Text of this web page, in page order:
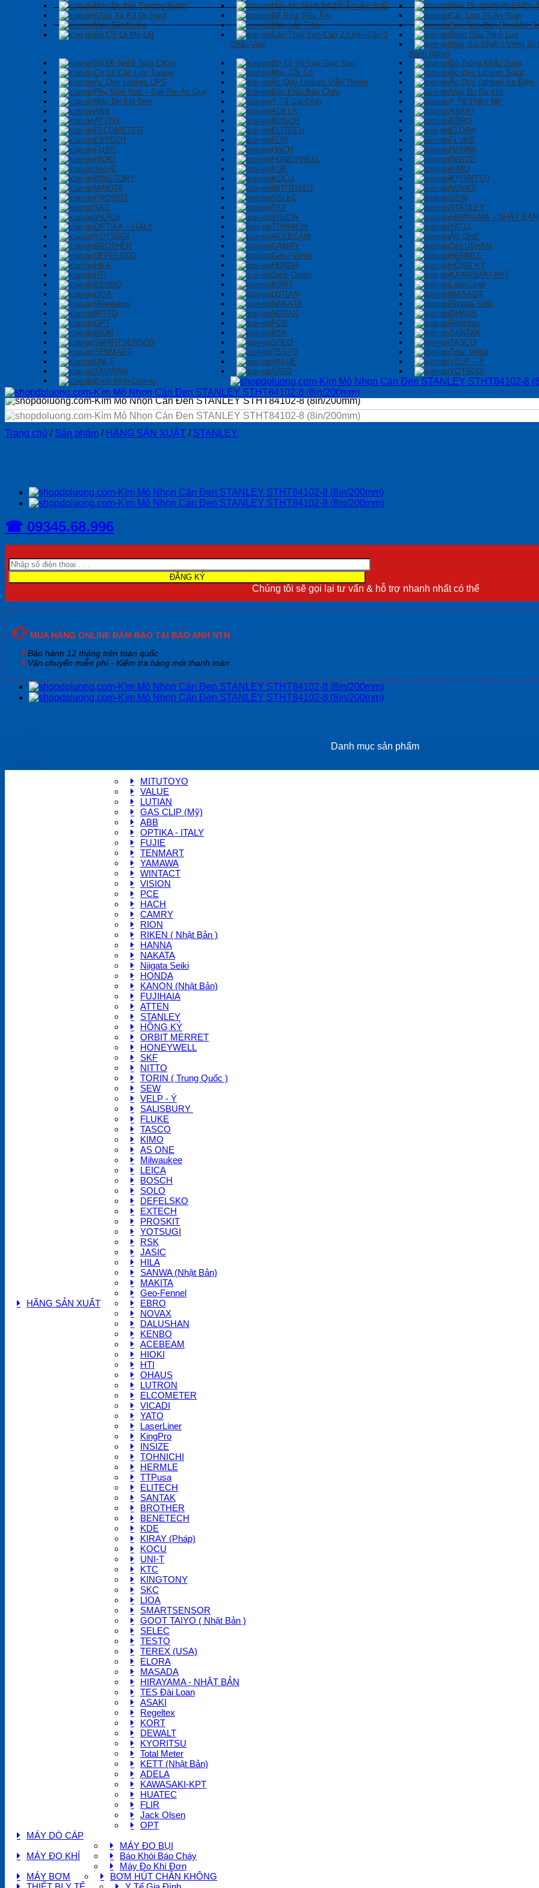
Máy Đo Môi Trường Nước
Máy Đo Nhiệt Độ-Độ Ẩm-Áp Suất
Máy Đo pH-Nhiệt Độ-Độ
Khúc Xạ Kế Đo Ngọt
Bể Rửa Siêu Âm
Các Loại Tủ An Toàn
Máy Cất Nước
Máy Lắc Trộn
Ren Taro-Bàn Ren-Mũi
Bộ Cờ Lê Mỏ Lết
Cảo Thuỷ Lực-Cảo 2 Chấu-Cảo 3
Chấu-Vam
Bơm Dầu Thuỷ Lực
Máy Gia Nhiệt ( Vòng
Bánh Răng)
Bộ Đồ Nghề Sửa Chữa
Bộ Tô Vít Lục Giác Sao
Bộ Tròng Khẩu Tuýp
Cờ Lê Cân Lực Torque
Máy Cắt Cỏ
Ắc Quy Lithium Solar
Ắc Quy Lithium UPS
Ắc Quy Lithium Viễn Thông
Ắc Quy Lithium Xe Điện
Phụ Kiện Nạp – Cell Pin Ắc Quy
Báo Khói Báo Cháy
Máy Đo Đa Khí
Máy Đo Khí Đơn
Y Tế Gia Đình
Y Tế Thẩm Mỹ
ABB
ADELA
ASAKI
ATTEN
BOSCH
EBRO
ELCOMETER
ELITECH
ELORA
EXTECH
FLIR
FLUKE
FUJIE
HACH
HANNA
HIOKI
HONEYWELL
INSIZE
JASIC
KDE
KIMO
KINGTONY
KOCU
KYORITSU
MAKITA
MITUTOYO
NOVAX
PROSKIT
SELEC
SEW
SKC
SKF
STANLEY
VICADI
VISION
HIRAYAMA – NHẬT BẢN
OPTIKA – ITALY
TOHNICHI
YATO
YOTSUGI
ACEBEAM
AS ONE
BROTHER
CAMRY
DALUSHAN
DEFELSKO
Geo-Fennel
HERMLE
HILA
HONDA
HỒNG KÝ
HTI
Jack Olsen
KAWASAKI-KPT
KENBO
KORT
LaserLiner
LIOA
LUTIAN
MASADA
Milwaukee
NAKATA
Niigata Seiki
NITTO
NOVAX
OHAUS
OPT
PCE
Regeltex
RION
RSK
SANTAK
SMARTSENSOR
SOLO
TASCO
TENMART
TESTO
Total Meter
UNI-T
VALUE
VELP – Ý
YAMAWA
YATO
YOTSUGI
Bơm Định Lượng
Trang chủ / Sản phẩm / HÃNG SẢN XUẤT / STANLEY
☎ 09345.68.996
Chúng tôi sẽ gọi lại tư vấn & hỗ trợ nhanh nhất có thể
MUA HÀNG ONLINE ĐẢM BẢO TẠI BẢO ANH NTH
Bảo hành 12 tháng trên toàn quốc
Vận chuyển miễn phí - Kiểm tra hàng mới thanh toán
Danh mục sản phẩm
HÃNG SẢN XUẤT
MITUTOYO
VALUE
LUTIAN
GAS CLIP (Mỹ)
ABB
OPTIKA - ITALY
FUJIE
TENMART
YAMAWA
WINTACT
VISION
PCE
HACH
CAMRY
RION
RIKEN ( Nhật Bản )
HANNA
NAKATA
Niigata Seiki
HONDA
KANON (Nhật Bản)
FUJIHAIA
ATTEN
STANLEY
HỒNG KÝ
ORBIT MERRET
HONEYWELL
SKF
NITTO
TORIN ( Trung Quốc )
SEW
VELP - Ý
SALISBURY
FLUKE
TASCO
KIMO
AS ONE
Milwaukee
LEICA
BOSCH
SOLO
DEFELSKO
EXTECH
PROSKIT
YOTSUGI
RSK
JASIC
HILA
SANWA (Nhật Bản)
MAKITA
Geo-Fennel
EBRO
NOVAX
DALUSHAN
KENBO
ACEBEAM
HIOKI
HTI
OHAUS
LUTRON
ELCOMETER
VICADI
YATO
LaserLiner
KingPro
INSIZE
TOHNICHI
HERMLE
TTPusa
ELITECH
SANTAK
BROTHER
BENETECH
KDE
KIRAY (Pháp)
KOCU
UNI-T
KTC
KINGTONY
SKC
LIOA
SMARTSENSOR
GOOT TAIYO ( Nhật Bản )
SELEC
TESTO
TEREX (USA)
ELORA
MASADA
HIRAYAMA - NHẬT BẢN
TES Đài Loan
ASAKI
Regeltex
KORT
DEWALT
KYORITSU
Total Meter
KETT (Nhật Bản)
ADELA
KAWASAKI-KPT
HUATEC
FLIR
Jack Olsen
OPT
MÁY DÒ CÁP
MÁY ĐO KHÍ
MÁY ĐO BỤI
Báo Khói Báo Cháy
Máy Đo Khí Đơn
MÁY BƠM
BƠM HÚT CHÂN KHÔNG